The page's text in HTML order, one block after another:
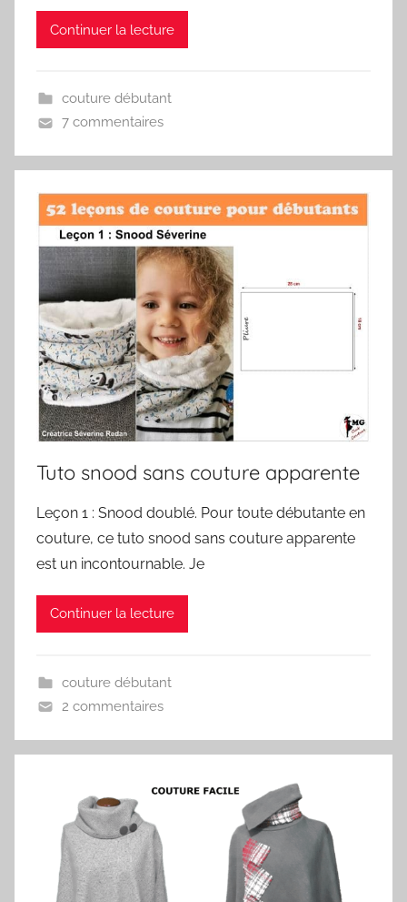
Continuer la lecture
couture débutant
7 commentaires
Tuto snood sans couture apparente
Leçon 1 : Snood doublé. Pour toute débutante en
couture, ce tuto snood sans couture apparente
est un incontournable. Je
Continuer la lecture
couture débutant
2 commentaires